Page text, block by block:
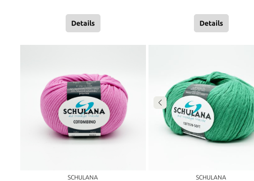
Details Details
SCHULANA SCHULANA